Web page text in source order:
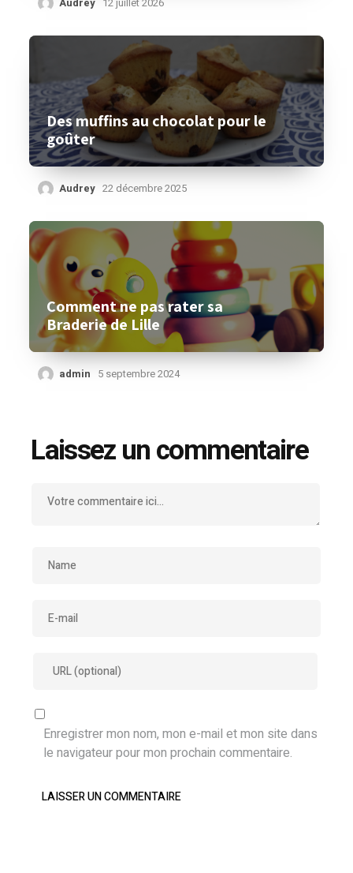
Des muffins au chocolat pour le
goûter
Audrey 22 décembre 2025
Comment ne pas rater sa
Braderie de Lille
admin 5 septembre 2024
Laissez un commentaire
Enregistrer mon nom, mon e-mail et mon site dans
le navigateur pour mon prochain commentaire.